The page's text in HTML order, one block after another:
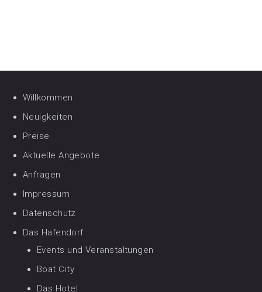
Willkommen
Neuigkeiten
Preise
Aktuelle Angebote
Anfragen
Impressum
Datenschutz
Das Hafendorf
Events und Veranstaltungen
Boat City
Das Hotel